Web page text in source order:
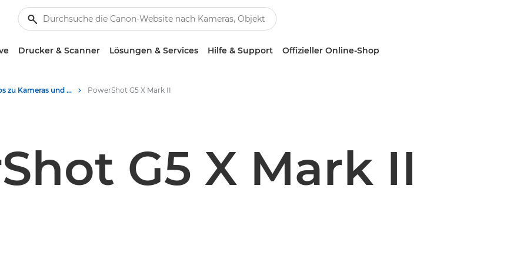
Drucker & Scanner Lösungen & Services Hilfe & Support Offizieller Online-Shop
Produktotos zu Kameras und Zubehör - Canon Presse Center PowerShot G5 X Mark II
G5 X Mark II